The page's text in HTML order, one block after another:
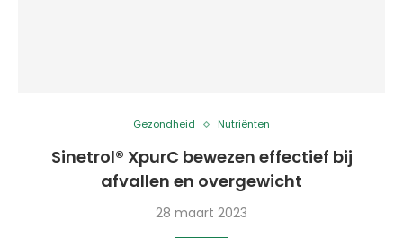
Gezondheid Nutriënten
Sinetrol® XpurC bewezen effectief bij
afvallen en overgewicht
28 maart 2023